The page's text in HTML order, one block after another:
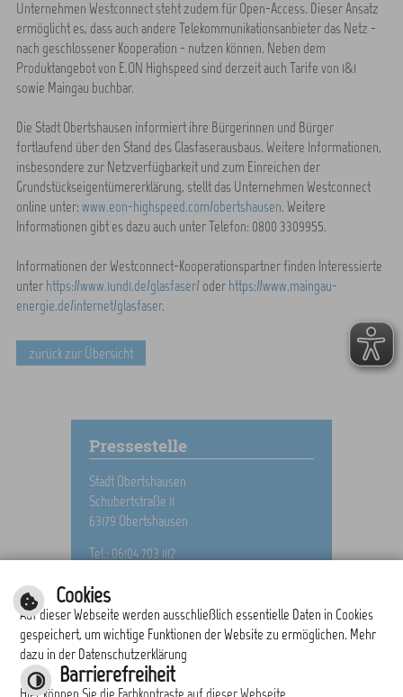
Unternehmen Westconnect steht zudem für Open-Access. Dieser Ansatz
ermöglicht es, dass auch andere Telekommunikationsanbieter das Netz -
nach geschlossener Kooperation - nutzen können. Neben dem
Produktangebot von E.ON Highspeed sind derzeit auch Tarife von 1&1
sowie Maingau buchbar.
Die Stadt Obertshausen informiert ihre Bürgerinnen und Bürger
fortlaufend über den Stand des Glasfaserausbaus. Weitere Informationen,
insbesondere zur Netzverfügbarkeit und zum Einreichen der
Grundstückseigentümererklärung, stellt das Unternehmen Westconnect
online unter: www.eon-highspeed.com/obertshausen. Weitere
Informationen gibt es dazu auch unter Telefon: 0800 3309955.
Informationen der Westconnect-Kooperationspartner finden Interessierte
unter https://www.1und1.de/glasfaser/oder https://www.maingau-
energie.de/internet/glasfaser.
zurück zur Übersicht
Pressestelle
Stadt Obertshausen
Schubertstraße 11
63179 Obertshausen
Tel.: 06104 703 1112
Cookies
Auf dieser Webseite werden ausschließlich essentielle Daten in Cookies
gespeichert, um wichtige Funktionen der Website zu ermöglichen. Mehr
dazu in der Datenschutzerklärung
Barrierefreiheit